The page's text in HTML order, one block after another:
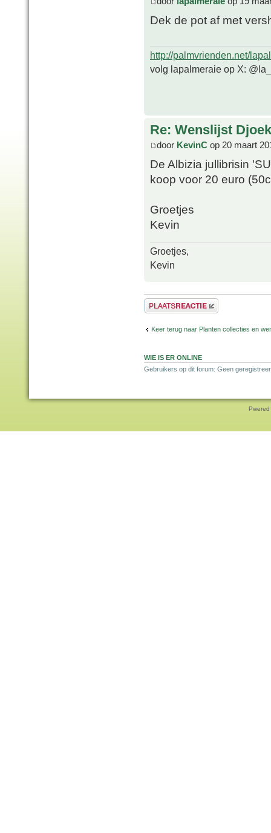
Dek de pot af met
http://palmvrienden.net/
volg lapalmeraie op X:
Re: Wenslijst
door KevinC op 20 maart
De Albizia jullibrisin
koop voor 20 euro
Groetjes
Kevin
Groetjes,
Kevin
Plaats een reactie
Keer terug naar Planten collecties en
WIE IS ER ONLINE
Gebruikers op dit forum: Geen